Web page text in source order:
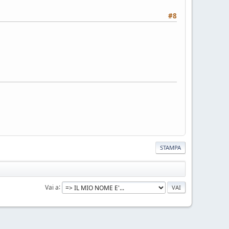
#8
STAMPA
Vai a